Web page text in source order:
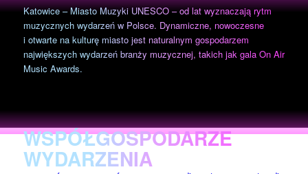
Katowice – Miasto Muzyki UNESCO – od lat wyznaczają rytm
muzycznych wydarzeń w Polsce. Dynamiczne, nowoczesne
i otwarte na kulturę miasto jest naturalnym gospodarzem
największych wydarzeń branży muzycznej, takich jak gala On Air
Music Awards.
WSPÓŁGOSPODARZE
WYDARZENIA